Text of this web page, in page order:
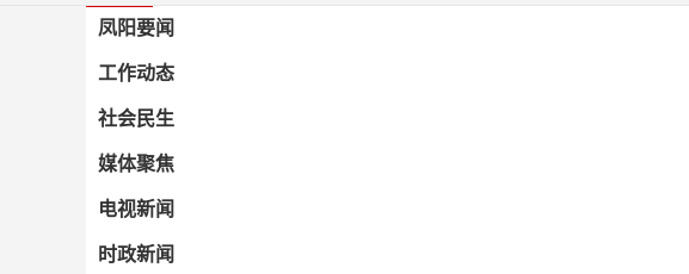
凤阳要闻
工作动态
社会民生
媒体聚焦
电视新闻
时政新闻